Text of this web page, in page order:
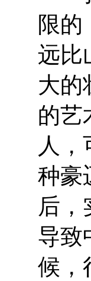
限的
远比
大的
的艺
人
种豪
后，
导致
候，